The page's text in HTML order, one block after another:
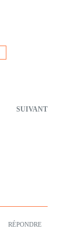
SUIVANT
RÉPONDRE